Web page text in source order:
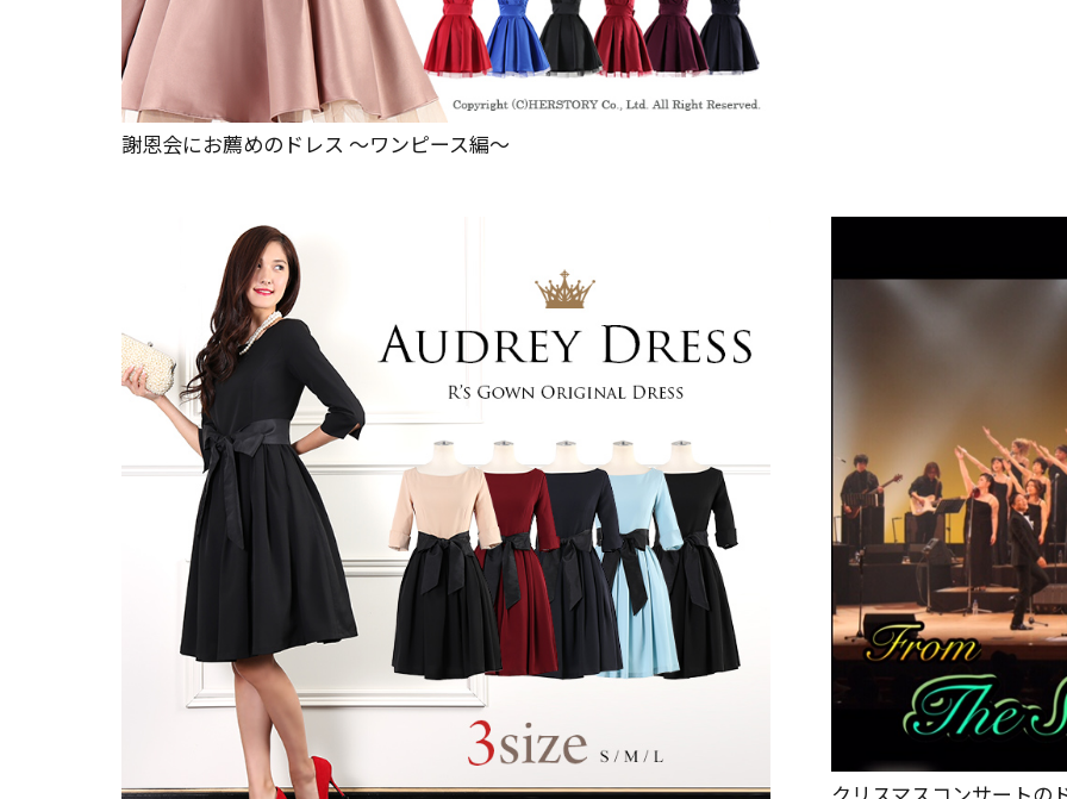
謝恩会にお薦めのドレス ～ワンピース編～